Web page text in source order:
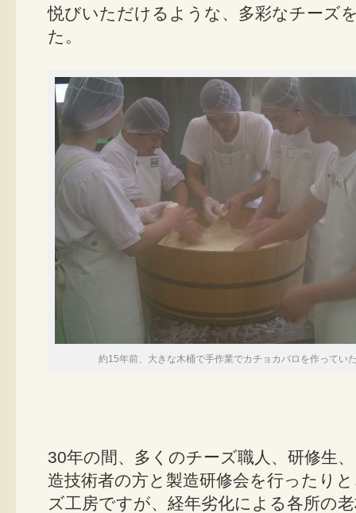
悦びいただけるような、多彩なチーズ
た。
約15年前、大きな木桶で手作業でカチョカバロを作ってい
30年の間、多くのチーズ職人、研修生
造技術者の方と製造研修会を行ったり
ズ工房ですが、経年劣化による各所の